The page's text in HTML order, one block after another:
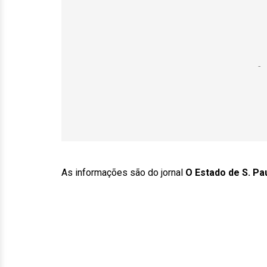
As informações são do jornal O Estado de S.